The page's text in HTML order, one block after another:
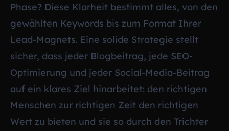
Phase? Diese Klarheit bestimmt alles, von den
gewählten Keywords bis zum Format Ihrer
Lead-Magnets. Eine solide Strategie stellt
sicher, dass jeder Blogbeitrag, jede SEO-
Optimierung und jeder Social-Media-Beitrag
auf ein klares Ziel hinarbeitet: den richtigen
Menschen zur richtigen Zeit den richtigen
Wert zu bieten und sie so durch den Trichter